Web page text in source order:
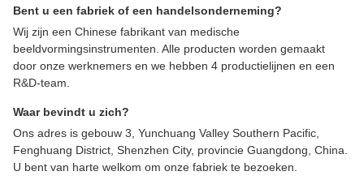
Bent u een fabriek of een handelsonderneming?
Wij zijn een Chinese fabrikant van medische
beeldvormingsinstrumenten. Alle producten worden gemaakt
door onze werknemers en we hebben 4 productielijnen en een
R&D-team.
Waar bevindt u zich?
Ons adres is gebouw 3, Yunchuang Valley Southern Pacific,
Fenghuang District, Shenzhen City, provincie Guangdong, China.
U bent van harte welkom om onze fabriek te bezoeken.